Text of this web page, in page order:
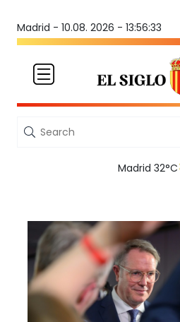
Madrid - 10.08. 2026 - 13:56:33
Madrid 32°C